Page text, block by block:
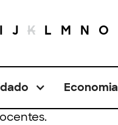
I J K L M N O
Economia